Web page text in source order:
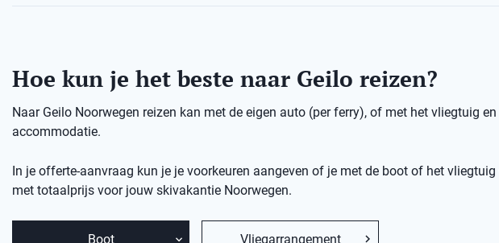
Hoe kun je het beste naar Geilo reizen?
Naar Geilo Noorwegen reizen kan met de eigen auto (per ferry), of met het vliegtuig
accommodatie.
In je offerte-aanvraag kun je je voorkeuren aangeven of je met de boot of het
met totaalprijs voor jouw skivakantie Noorwegen.
Boot Vliegarrangement